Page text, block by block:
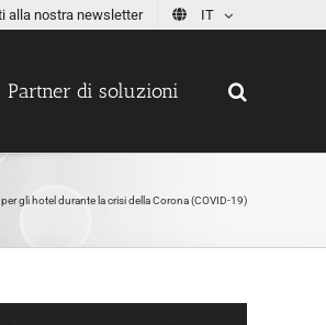
alla nostra newsletter IT
Partner di soluzioni
gli hotel durante la crisi della Corona (COVID-19)